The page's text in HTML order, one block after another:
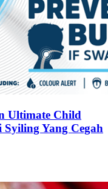
Ultimate Child
Yang Cegah